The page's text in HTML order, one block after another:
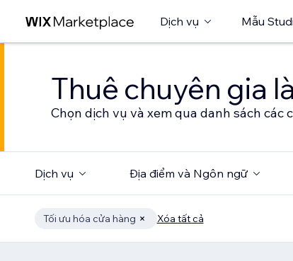
Dịch vụ Mẫu
Thuê chuyên gia
Chọn dịch vụ và xem qua danh sách
Dịch vụ Địa điểm và Ngôn ngữ
Tối ưu hóa cửa hàng Xóa tất cả